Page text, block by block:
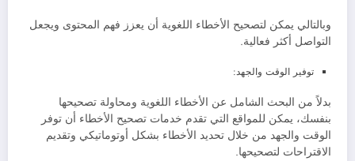
وبالتالي يمكن لتصحيح الأخطاء اللغوية أن يعزز فهم المحتوى ويجعل
التواصل أكثر فعالية.
توفير الوقت والجهد:
بدلاً من البحث الشامل عن الأخطاء اللغوية ومحاولة تصحيحها
بنفسك، يمكن للمواقع التي تقدم خدمات تصحيح الأخطاء أن توفر
الوقت والجهد من خلال تحديد الأخطاء بشكل أوتوماتيكي وتقديم
الاقتراحات لتصحيحها.